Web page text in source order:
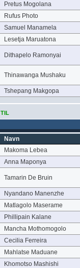
Pretus Mogolana
Rufus Photo
Samuel Manamela
Lesetja Maruatona
Dithapelo Ramonyai
Thinawanga Mushaku
Tshepang Makgopa
TIL
Navn
Makoma Lebea
Anna Maponya
Tamarin De Bruin
Nyandano Manenzhe
Matlagolo Maserame
Phillipain Kalane
Mancha Mothomogolo
Cecilia Ferreira
Mahlatse Maduane
Khomotso Mashishi